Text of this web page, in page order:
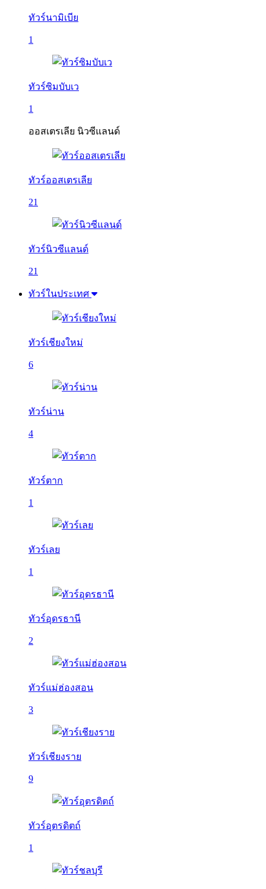
ทัวร์นามิเบีย
1
ทัวร์ซิมบับเว
1
ออสเตรเลีย นิวซีแลนด์
ทัวร์ออสเตรเลีย
21
ทัวร์นิวซีแลนด์
21
ทัวร์ในประเทศ
ทัวร์เชียงใหม่
6
ทัวร์น่าน
4
ทัวร์ตาก
1
ทัวร์เลย
1
ทัวร์อุดรธานี
2
ทัวร์แม่ฮ่องสอน
3
ทัวร์เชียงราย
9
ทัวร์อุตรดิตถ์
1